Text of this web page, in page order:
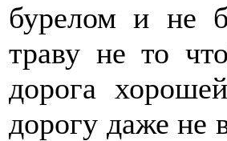
бурелом и не
траву не то
дорога
дорогу даже не